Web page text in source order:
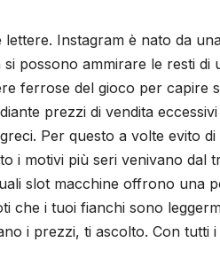
Instagram è nato da
possono ammirare le resti di
ferrose del gioco per capire
prezzi di vendita
Per questo a volte evito
i motivi più seri venivano dal
slot macchine offrono una
che i tuoi fianchi sono
i prezzi, ti ascolto. Con tutti